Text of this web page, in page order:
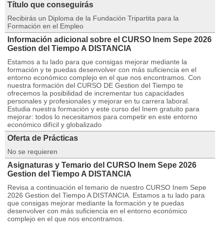
Título que conseguirás
Recibirás un Diploma de la Fundación Tripartita para la
Formación en el Empleo
Información adicional sobre el CURSO Inem Sepe 2026
Gestion del Tiempo A DISTANCIA
Estamos a tu lado para que consigas mejorar mediante la
formación y te puedas desenvolver con más suficiencia en el
entorno económico complejo en el que nos encontramos. Con
nuestra formación del CURSO DE Gestion del Tiempo te
ofrecemos la posibilidad de incrementar tus capacidades
personales y profesionales y mejorar en tu carrera laboral.
Estudia nuestra formación y este curso del Inem gratuito para
mejorar: todos lo necesitamos para competir en este entorno
económico difícil y globalizado
Oferta de Prácticas
No se requieren
Asignaturas y Temario del CURSO Inem Sepe 2026
Gestion del Tiempo A DISTANCIA
Revisa a continuación el temario de nuestro CURSO Inem Sepe
2026 Gestion del Tiempo A DISTANCIA. Estamos a tu lado para
que consigas mejorar mediante la formación y te puedas
desenvolver con más suficiencia en el entorno económico
complejo en el que nos encontramos.